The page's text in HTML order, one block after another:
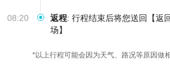
08:20 返程: 行程结束后将您送回【返
场】
*以上行程可能会因为天气、路况等原因做